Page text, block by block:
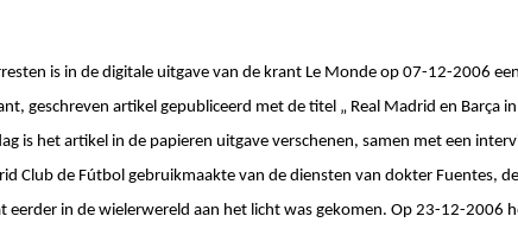
is in de digitale uitgave van de krant Le Monde op 07-12-2006
geschreven artikel gepubliceerd met de titel „ Real Madrid en Barça
is het artikel in de papieren uitgave verschenen, samen met een
Club de Fútbol gebruikmaakte van de diensten van dokter Fuentes,
eerder in de wielerwereld aan het licht was gekomen. Op 23-12-2006